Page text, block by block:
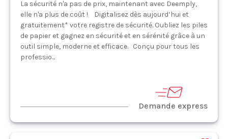
La sécurité n'a pas de prix, maintenant avec Deemply,
elle n'a plus de coût ! Digitalisez dès aujourd’hui et
gratuitement* votre registre de sécurité. Oubliez les piles
de papier et gagnez en sécurité et en sérénité grâce à un
outil simple, moderne et efficace. Conçu pour tous les
professio...
Demande express